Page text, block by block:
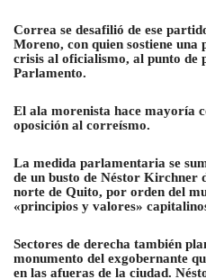
Correa se desafilió de ese
Moreno, con quien sostiene una
crisis al oficialismo, al punto de
Parlamento.
El ala morenista hace mayoría
oposición al correísmo.
La medida parlamentaria se
de un busto de Néstor Kirchner
norte de Quito, por orden del
«principios y valores»
Sectores de derecha también
monumento del exgobernante
en las afueras de la ciudad.